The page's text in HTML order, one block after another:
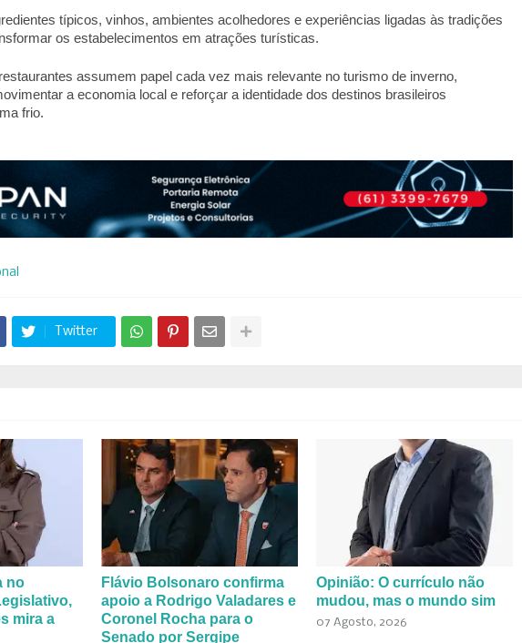
típicos, vinhos, ambientes acolhedores e experiências ligadas às tradições
os estabelecimentos em atrações turísticas.
assumem papel cada vez mais relevante no turismo de inverno,
a economia local e reforçar a identidade dos destinos brasileiros
frio.
Twitter
no
mira a
Flávio Bolsonaro confirma
apoio a Rodrigo Valadares e
Coronel Rocha para o
Senado por Sergipe
Opinião: O currículo não
mudou, mas o mundo sim
07 Agosto, 2026